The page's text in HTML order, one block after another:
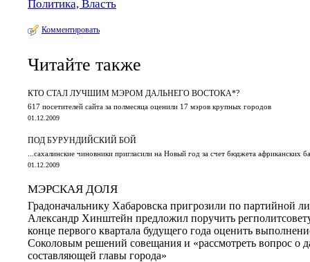
Политика, Власть
Комментировать
Читайте также
КТО СТАЛ ЛУЧШИМ МЭРОМ ДАЛЬНЕГО ВОСТОКА*?
617 посетителей сайта за полмесяца оценили 17 мэров крупных городов
01.12.2009
ПОД БУРУНДИЙСКИЙ БОЙ
...сахалинские чиновники пригласили на Новый год за счет бюджета африканских
01.12.2009
МЭРСКАЯ ДОЛЯ
Градоначальнику Хабаровска пригрозили по партийной
Александр Хинштейн предложил поручить
конце первого квартала будущего года оценить
Соколовым решений совещания и «рассмотреть вопрос о
составляющей главы города»